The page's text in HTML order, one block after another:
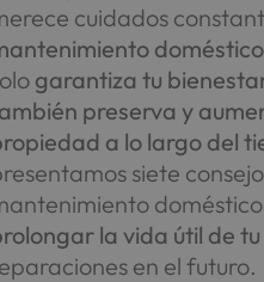
cuidados
doméstico
garantiza tu
preserva y
a lo largo del
siete
la vida útil de
en el futuro.